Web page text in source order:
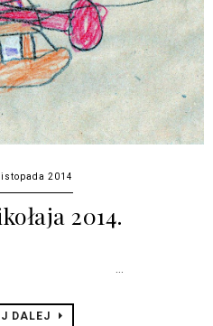
2014
2014.
napisane.
DALEJ